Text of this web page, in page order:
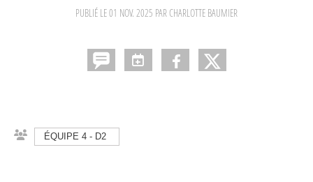
PUBLIÉ LE01 NOV. 2025 PAR CHARLOTTE BAUMIER
ÉQUIPE 4 - D2